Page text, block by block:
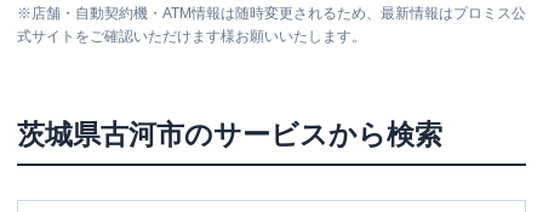
アイフル 【2026/1/31閉店】国道４号古河店
営業時間
土曜：09:00-21:00
平日：-
※店舗・自動契約機・ATM情報は随時変更されるため、最新情報はプロミス公
式サイトをご確認いただけます様お願いいたします。
茨城県古河市のサービスから検索